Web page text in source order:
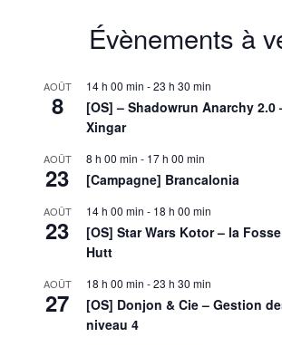
Évènements à
AOÛT
8
14 h 00 min -23 h 30 min
[OS] – Shadowrun Anarchy 2.0
Xingar
AOÛT
23
8 h 00 min - 17 h 00 min
[Campagne] Brancalonia
AOÛT
23
14 h 00 min - 18 h 00 min
[OS] Star Wars Kotor – la
Hutt
AOÛT
27
18 h 00 min -23 h 30 min
[OS] Donjon & Cie – Gestion
niveau 4